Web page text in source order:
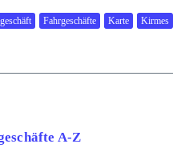
Fahrgeschäfte Karte Kirmes
A-Z